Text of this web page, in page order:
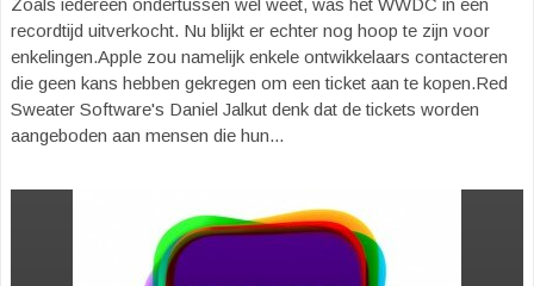
Zoals iedereen ondertussen wel weet, was het WWDC in een
recordtijd uitverkocht. Nu blijkt er echter nog hoop te zijn voor
enkelingen.Apple zou namelijk enkele ontwikkelaars contacteren
die geen kans hebben gekregen om een ticket aan te kopen.Red
Sweater Software's Daniel Jalkut denk dat de tickets worden
aangeboden aan mensen die hun...